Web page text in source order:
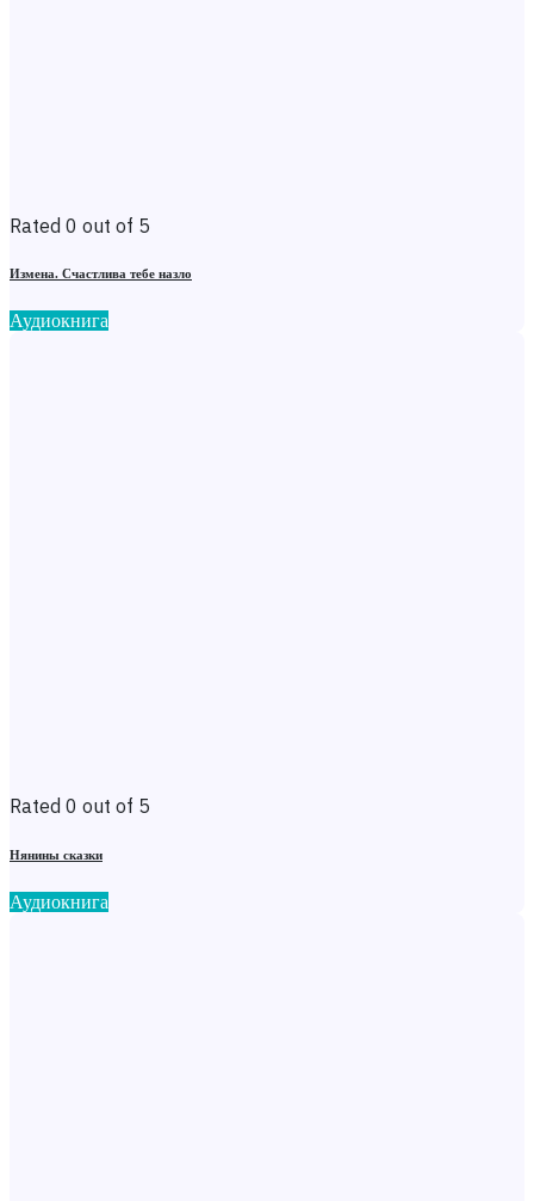
Rated 0 out of 5
Измена. Счастлива тебе назло
Аудиокнига
Rated 0 out of 5
Нянины сказки
Аудиокнига